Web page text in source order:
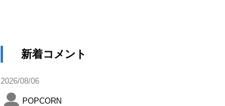
新着コメント
2026/08/06
POPCORN